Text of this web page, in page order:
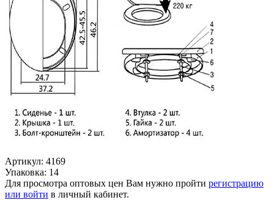
Артикул: 4169
Упаковка: 14
Для просмотра оптовых цен Вам нужно пройти регистрацию
или войти в личный кабинет.